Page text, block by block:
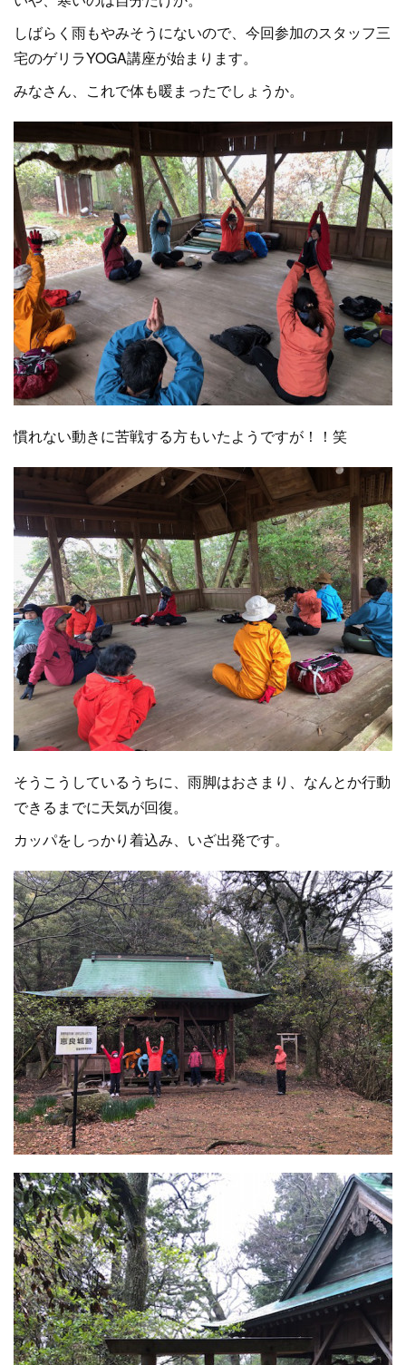
しばらく雨もやみそうにないので、今回参加のスタッフ三
宅のゲリラYOGA講座が始まります。
みなさん、これで体も暖まったでしょうか。
慣れない動きに苦戦する方もいたようですが！！笑
そうこうしているうちに、雨脚はおさまり、なんとか行動
できるまでに天気が回復。
カッパをしっかり着込み、いざ出発です。